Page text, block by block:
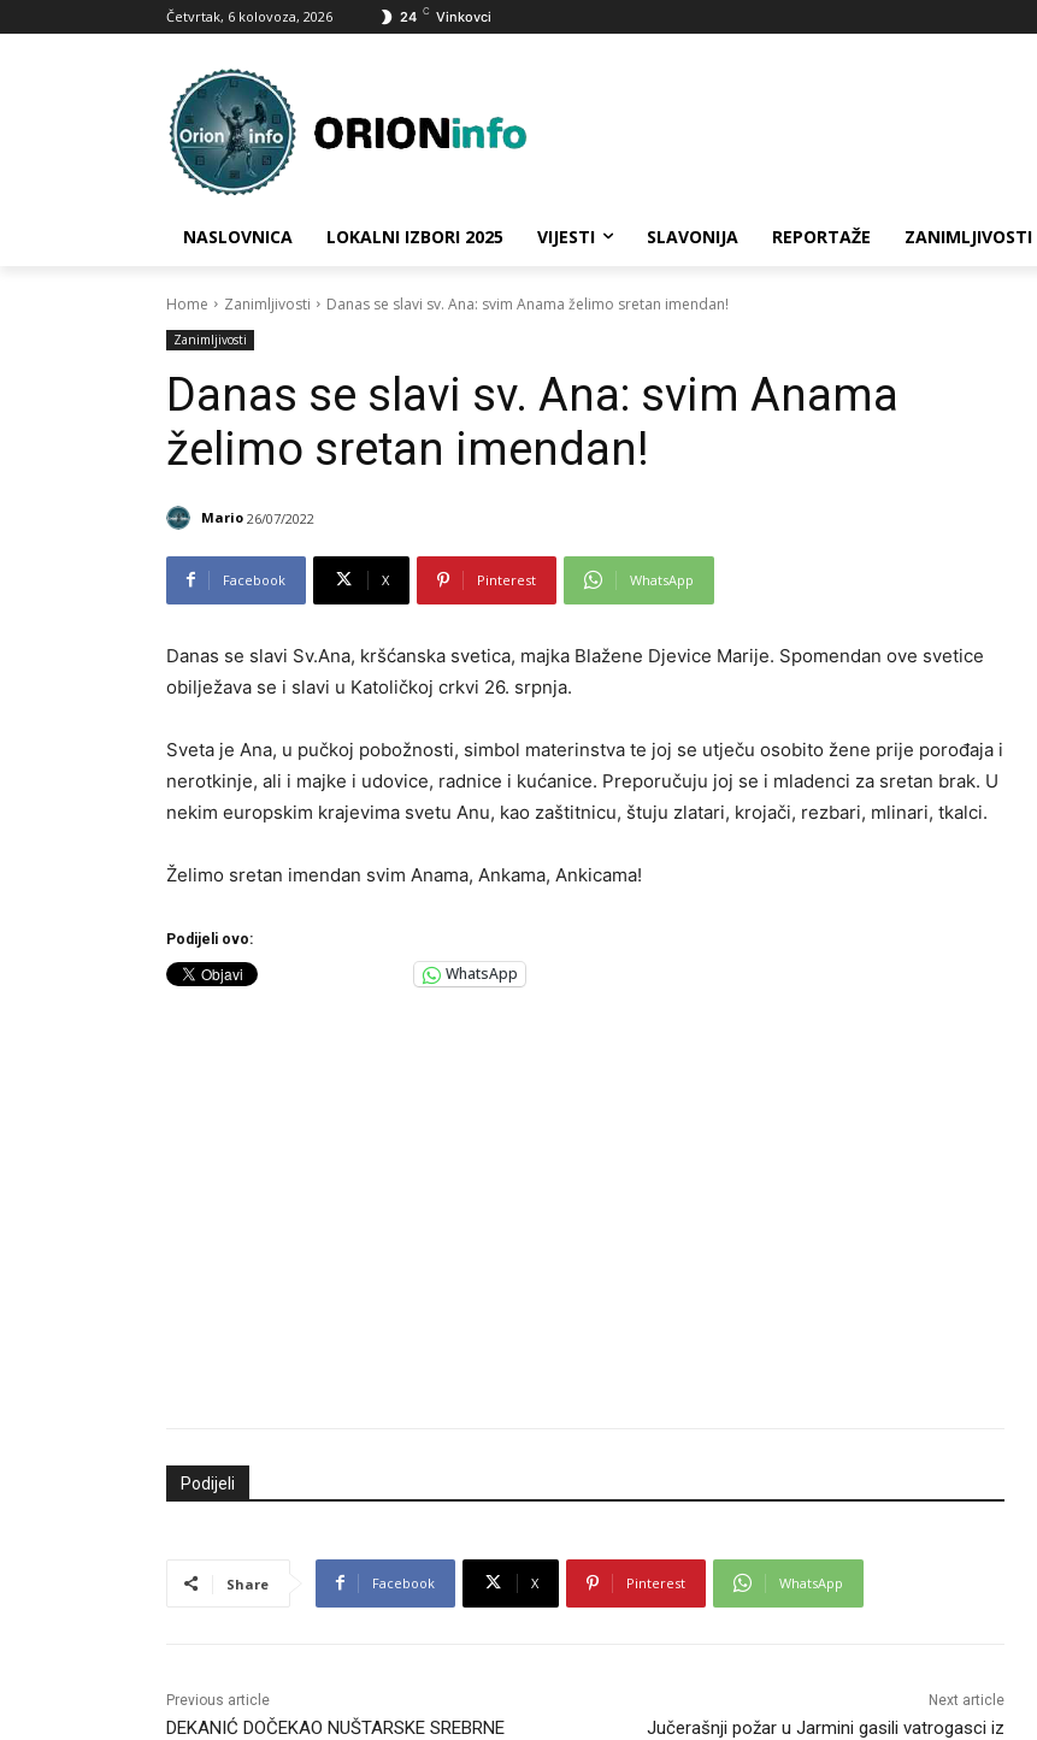
Četvrtak, 6 kolovoza, 2026 24 C Vinkovci
NASLOVNICA LOKALNI IZBORI 2025 VIJESTI SLAVONIJA REPORTAŽE ZANIMLJIVOSTI
Home Zanimljivosti Danas se slavi sv. Ana: svim Anama želimo sretan imendan!
Zanimljivosti
Danas se slavi sv. Ana: svim Anama
želimo sretan imendan!
Mario 26/07/2022
Facebook X Pinterest WhatsApp
Danas se slavi Sv.Ana, kršćanska svetica, majka Blažene Djevice Marije. Spomendan ove svetice
obilježava se i slavi u Katoličkoj crkvi 26. srpnja.
Sveta je Ana, u pučkoj pobožnosti, simbol materinstva te joj se utječu osobito žene prije porođaja i
nerotkinje, ali i majke i udovice, radnice i kućanice. Preporučuju joj se i mladenci za sretan brak. U
nekim europskim krajevima svetu Anu, kao zaštitnicu, štuju zlatari, krojači, rezbari, mlinari, tkalci.
Želimo sretan imendan svim Anama, Ankama, Ankicama!
Podijeli ovo:
WhatsApp
Podijeli
Share Facebook X Pinterest WhatsApp
Previous article
DEKANIĆ DOČEKAO NUŠTARSKE SREBRNE
Next article
Jučerašnji požar u Jarmini gasili vatrogasci iz